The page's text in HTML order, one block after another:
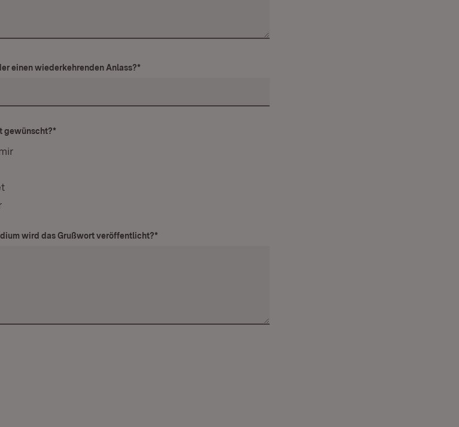
einen wiederkehrenden Anlass?*
gewünscht?*
wird das Grußwort veröffentlicht?*